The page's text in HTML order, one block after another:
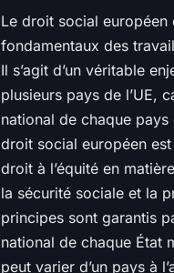
Le droit social
fondamentaux des
Il s’agit d’un véritable
plusieurs pays de l’UE,
national de chaque
droit social européen
droit à l’équité en
la sécurité sociale et la
principes sont garantis
national de chaque État
peut varier d’un pays à